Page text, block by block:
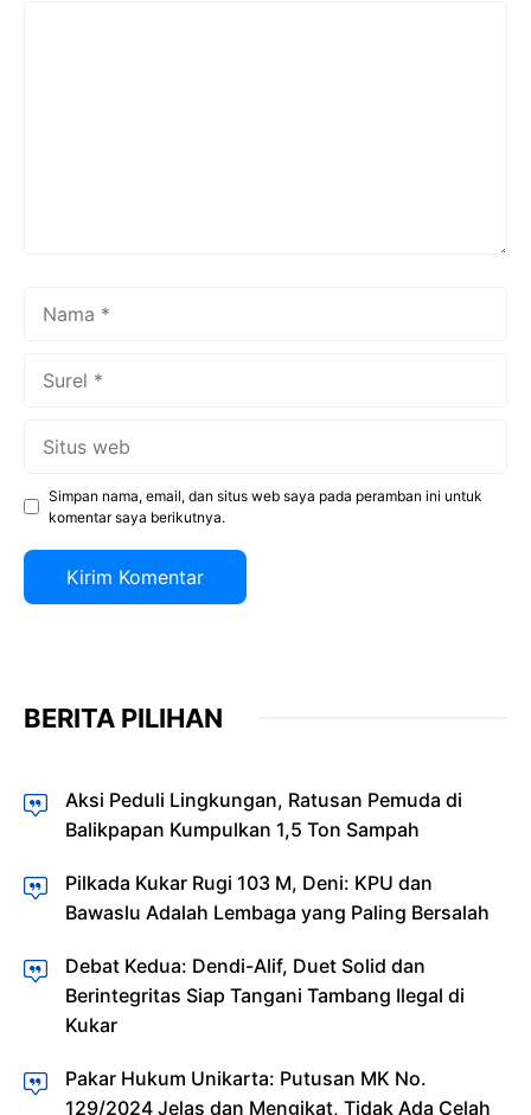
Simpan nama, email, dan situs web saya pada peramban ini untuk
komentar saya berikutnya.
BERITA PILIHAN
Aksi Peduli Lingkungan, Ratusan Pemuda di
Balikpapan Kumpulkan 1,5 Ton Sampah
Pilkada Kukar Rugi 103 M, Deni: KPU dan
Bawaslu Adalah Lembaga yang Paling Bersalah
Debat Kedua: Dendi-Alif, Duet Solid dan
Berintegritas Siap Tangani Tambang Ilegal di
Kukar
Pakar Hukum Unikarta: Putusan MK No.
129/2024 Jelas dan Mengikat, Tidak Ada Celah